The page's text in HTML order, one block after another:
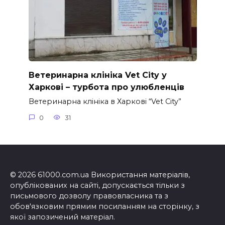
Ветеринарна клініка Vet City у
Харкові – турбота про улюбленців
Ветеринарна клініка в Харкові “Vet City”
0 31
© 2026 61000.com.ua Використання матеріалів,
опублікованих на сайті, допускається тільки з
письмового дозволу правовласника та з
обов'язковим прямим посиланням на сторінку, з
якої запозичений матеріал.